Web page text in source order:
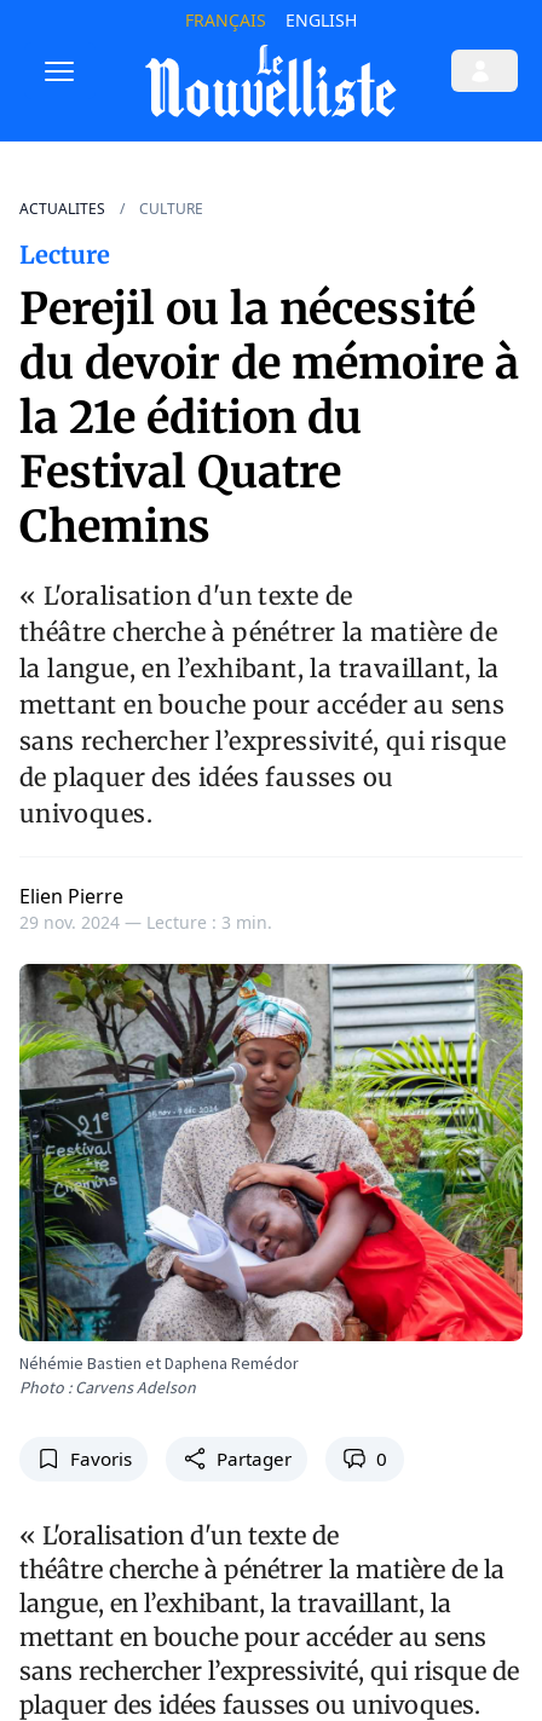
FRANÇAIS ENGLISH
ACTUALITES CULTURE
Lecture
Perejil ou la nécessité
du devoir de mémoire à
la 21e édition du
Festival Quatre
Chemins
« L'oralisation d'un texte de
théâtre cherche à pénétrer la matière de
la langue, en l’exhibant, la travaillant, la
mettant en bouche pour accéder au sens
sans rechercher l’expressivité, qui risque
de plaquer des idées fausses ou
univoques.
Elien Pierre
29 nov. 2024 — Lecture : 3 min.
Néhémie Bastien et Daphena Remédor
Photo : Carvens Adelson
Favoris Partager 0
« L'oralisation d'un texte de
théâtre cherche à pénétrer la matière de la
langue, en l’exhibant, la travaillant, la
mettant en bouche pour accéder au sens
sans rechercher l’expressivité, qui risque de
plaquer des idées fausses ou univoques.